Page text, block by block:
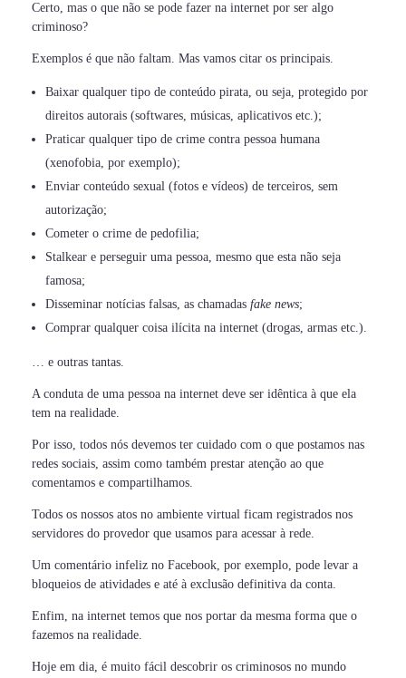
Certo, mas o que não se pode fazer na internet por ser algo
criminoso?
Exemplos é que não faltam. Mas vamos citar os principais.
Baixar qualquer tipo de conteúdo pirata, ou seja, protegido por
direitos autorais (softwares, músicas, aplicativos etc.);
Praticar qualquer tipo de crime contra pessoa humana
(xenofobia, por exemplo);
Enviar conteúdo sexual (fotos e vídeos) de terceiros, sem
autorização;
Cometer o crime de pedofilia;
Stalkear e perseguir uma pessoa, mesmo que esta não seja
famosa;
Disseminar notícias falsas, as chamadasfake news;
Comprar qualquer coisa ilícita na internet (drogas, armas etc.).
… e outras tantas.
A conduta de uma pessoa na internet deve ser idêntica à que ela
tem na realidade.
Por isso, todos nós devemos ter cuidado com o que postamos nas
redes sociais, assim como também prestar atenção ao que
comentamos e compartilhamos.
Todos os nossos atos no ambiente virtual ficam registrados nos
servidores do provedor que usamos para acessar à rede.
Um comentário infeliz no Facebook, por exemplo, pode levar a
bloqueios de atividades e até à exclusão definitiva da conta.
Enfim, na internet temos que nos portar da mesma forma que o
fazemos na realidade.
Hoje em dia, é muito fácil descobrir os criminosos no mundo